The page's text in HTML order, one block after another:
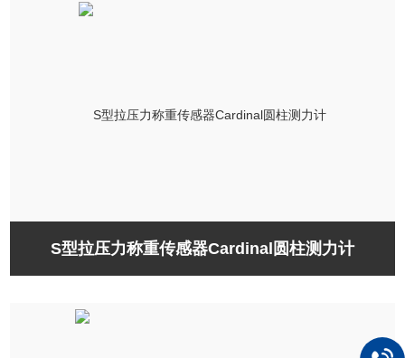
S型拉压力称重传感器Cardinal圆柱测力计